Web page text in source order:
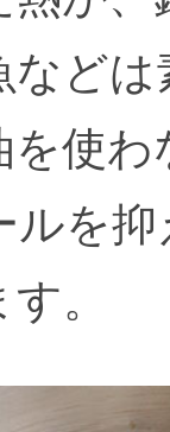
など
を使
ルを
。